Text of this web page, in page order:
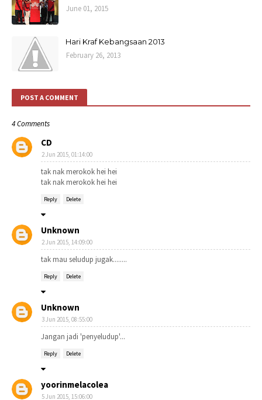
June 01, 2015
Hari Kraf Kebangsaan 2013
February 26, 2013
POST A COMMENT
4 Comments
CD
2 Jun 2015, 01:14:00
tak nak merokok hei hei
tak nak merokok hei hei
Reply Delete
Unknown
2 Jun 2015, 14:09:00
tak mau seludup jugak........
Reply Delete
Unknown
3 Jun 2015, 08:55:00
Jangan jadi 'penyeludup'...
Reply Delete
yoorinmelacolea
5 Jun 2015, 15:06:00